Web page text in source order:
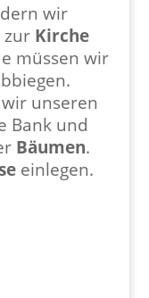
wir
zur Kirche
müssen wir
unseren
Bank und
Bäumen.
einlegen.